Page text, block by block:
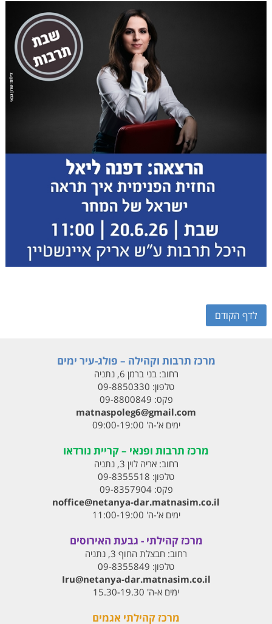
לדף הקודם
מרכז תרבות וקהילה – פולג-עיר ימים
רחוב:בני ברמן 6, נתניה
טלפון: 09-8850330
פקס: 09-8800849
matnaspoleg6@gmail.com
ימים א'-ה' 09:00-19:00
מרכז תרבות ופנאי – קריית נורדאו
רחוב:אריה לוין 3, נתניה
טלפון: 09-8355518
פקס:09-8357904
noffice@netanya-dar.matnasim.co.il
ימים א'-ה' 11:00-19:00
מרכז קהילתי - גבעת האירוסים
רחוב: חבצלת החוף 3, נתניה
טלפון: 09-8355849
Iru@netanya-dar.matnasim.co.il‏
ימים א-ה' 15.30-19.30
מרכז קהילתי אגמים